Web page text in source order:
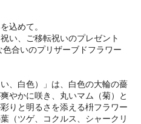
込めて。
い、ご移転祝いのプレゼント
合いのプリザーブドフラワー
、白色）」は、白色の大輪の薔
やかに咲き、丸いマム（菊）と
りと明るさを添える枡フラワー
（ツゲ、コクルス、シャークリ